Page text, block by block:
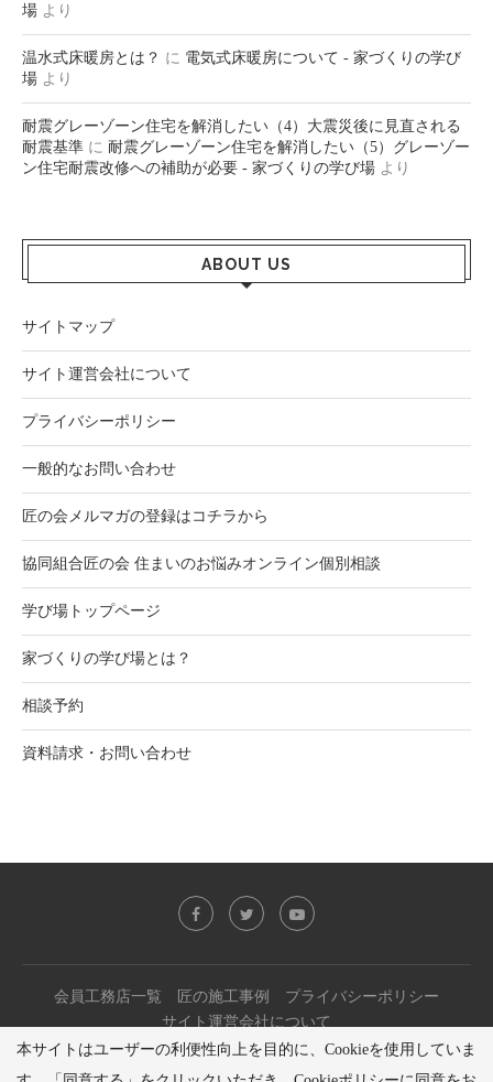
場 より
温水式床暖房とは？ に 電気式床暖房について - 家づくりの学び
場 より
耐震グレーゾーン住宅を解消したい（4）大震災後に見直される
耐震基準 に 耐震グレーゾーン住宅を解消したい（5）グレーゾー
ン住宅耐震改修への補助が必要 - 家づくりの学び場 より
ABOUT US
サイトマップ
サイト運営会社について
プライバシーポリシー
一般的なお問い合わせ
匠の会メルマガの登録はコチラから
協同組合匠の会 住まいのお悩みオンライン個別相談
学び場トップページ
家づくりの学び場とは？
相談予約
資料請求・お問い合わせ
会員工務店一覧 匠の施工事例
プライバシーポリシー
サイト運営会社について
Copyright(c) TAKUMINOKAI All Rights Reserved.
本サイトはユーザーの利便性向上を目的に、Cookieを使用していま